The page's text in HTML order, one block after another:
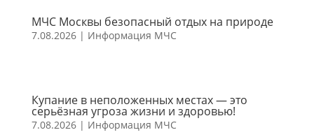
МЧС Москвы безопасный отдых на природе
7.08.2026| Информация МЧС
Купание в неположенных местах — это
серьёзная угроза жизни и здоровью!
7.08.2026| Информация МЧС